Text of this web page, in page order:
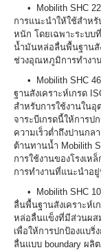
• Mobilith SHC
การแนะนำให้ใช้สำห
หนัก โดยเฉพาะระบบ
น้ำมันหล่อลื่นพื้นฐานสัง
ช่วงอุณหภูมิการทำงา
• Mobilith SHC
ฐานสังเคราะห์เกรด
สำหรับการใช้งานใน
จาระบีเกรดนี้ให้การป
ความเร็วต่ำถึงปานก
ต้านทานน้ำ Mobilith
การใช้งานของโรงเ
การทำงานที่แนะนำอยู่
• Mobilith SHC
ลื่นพื้นฐานสังเคราะห์เ
หล่อลื่นแข็งที่มีส่วนผส
เพื่อให้การปกป้องแบ
ลื่นแบบ boundary ผลิ